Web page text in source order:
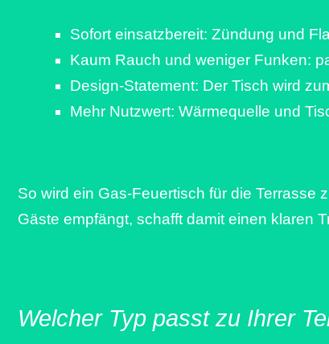
Sofort einsatzbereit: Zündung und
Kaum Rauch und weniger Funken:
Design-Statement: Der Tisch wird
Mehr Nutzwert: Wärmequelle und
So wird ein Gas-Feuertisch für die Terrasse
Gäste empfängt, schafft damit einen klaren
Welcher Typ passt zu Ihrer